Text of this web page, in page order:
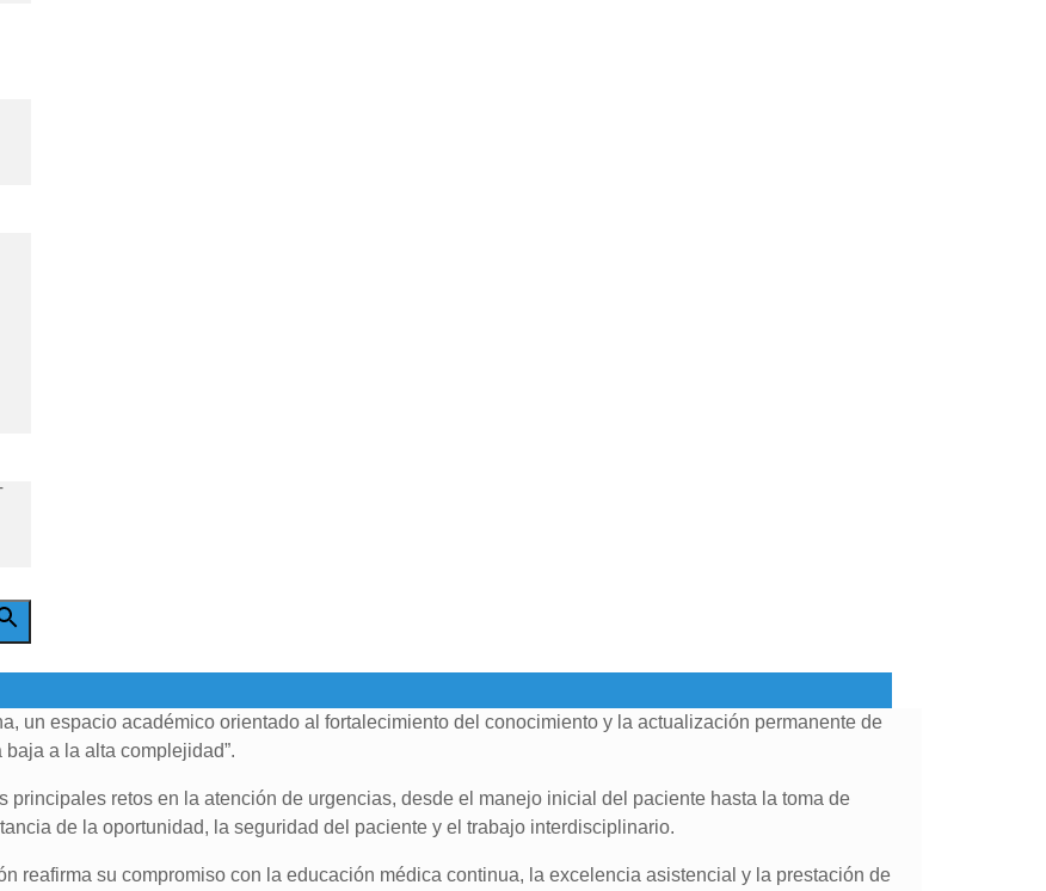
un espacio académico orientado al fortalecimiento del conocimiento y la actualización permanente de
a la alta complejidad”.
retos en la atención de urgencias, desde el manejo inicial del paciente hasta la toma de
de la oportunidad, la seguridad del paciente y el trabajo interdisciplinario.
reafirma su compromiso con la educación médica continua, la excelencia asistencial y la prestación de